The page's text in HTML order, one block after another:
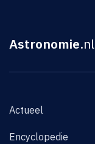
Astronomie.nl
Actueel
Encyclopedie